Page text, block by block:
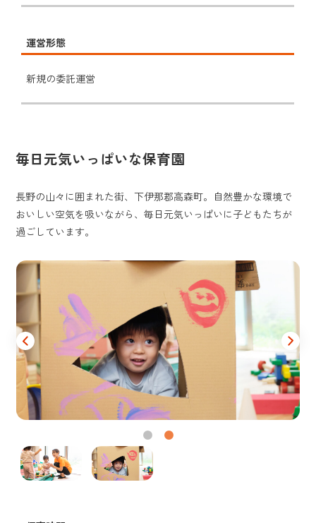
運営形態
新規の委託運営
毎日元気いっぱいな保育園
長野の山々に囲まれた街、下伊那郡高森町。自然豊かな環境で
おいしい空気を吸いながら、毎日元気いっぱいに子どもたちが
過ごしています。